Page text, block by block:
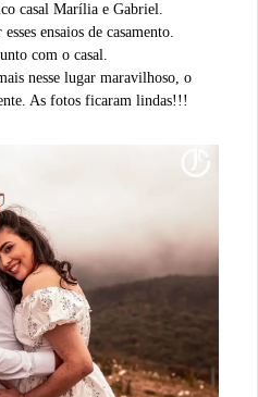
casal Marília e Gabriel.
ensaios de casamento.
com o casal.
nesse lugar maravilhoso, o
As fotos ficaram lindas!!!